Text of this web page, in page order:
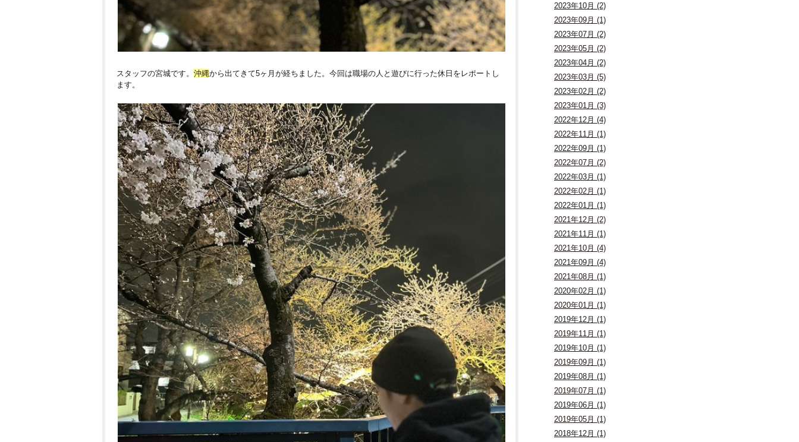
スタッフの宮城です。 沖縄から出てきて5ヶ月が経ちました。今回は職場の人と遊びに行った休日をレポートし
ます。
2023年10月 (2)
2023年09月 (1)
2023年07月 (2)
2023年05月 (2)
2023年04月 (2)
2023年03月 (5)
2023年02月 (2)
2023年01月 (3)
2022年12月 (4)
2022年11月 (1)
2022年09月 (1)
2022年07月 (2)
2022年03月 (1)
2022年02月 (1)
2022年01月 (1)
2021年12月 (2)
2021年11月 (1)
2021年10月 (4)
2021年09月 (4)
2021年08月 (1)
2020年02月 (1)
2020年01月 (1)
2019年12月 (1)
2019年11月 (1)
2019年10月 (1)
2019年09月 (1)
2019年08月 (1)
2019年07月 (1)
2019年06月 (1)
2019年05月 (1)
2018年12月 (1)